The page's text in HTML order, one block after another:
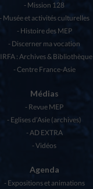
Mission 128
Musée et activités culturelles
Histoire des MEP
Discerner ma vocation
IRFA : Archives & Bibliothèque
Centre France-Asie
Médias
Revue MEP
Eglises d’Asie (archives)
AD EXTRA
Vidéos
Agenda
Expositions et animations